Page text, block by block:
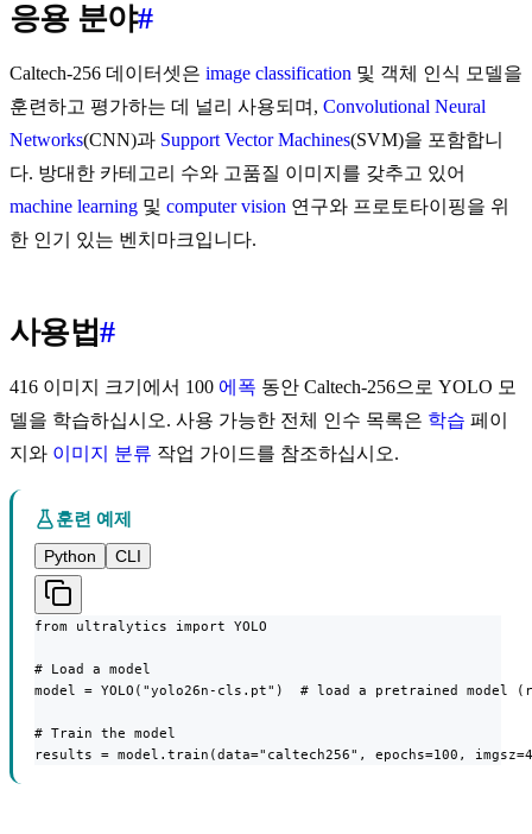
응용 분야#
Caltech-256 데이터셋은 image classification 및 객체 인식 모델을
훈련하고 평가하는 데 널리 사용되며, Convolutional Neural
Networks(CNN)과 Support Vector Machines(SVM)을 포함합니
다. 방대한 카테고리 수와 고품질 이미지를 갖추고 있어
machine learning 및 computer vision 연구와 프로토타이핑을 위
한 인기 있는 벤치마크입니다.
사용법#
416 이미지 크기에서 100 에폭 동안 Caltech-256으로 YOLO 모
델을 학습하십시오. 사용 가능한 전체 인수 목록은 학습 페이
지와 이미지 분류 작업 가이드를 참조하십시오.
훈련 예제
Python
CLI
from ultralytics import YOLO
# Load a model
model = YOLO("yolo26n-cls.pt")  # load a pretrained model
# Train the model
results = model.train(data="caltech256", epochs=100,